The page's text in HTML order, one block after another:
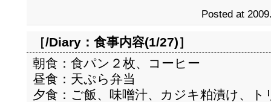
Posted at
［/Diary： 食事内容(1/27)］
朝食：食パン２枚、コーヒー
昼食：天ぷら弁当
夕食：ご飯、味噌汁、カジキ粕漬け、ト